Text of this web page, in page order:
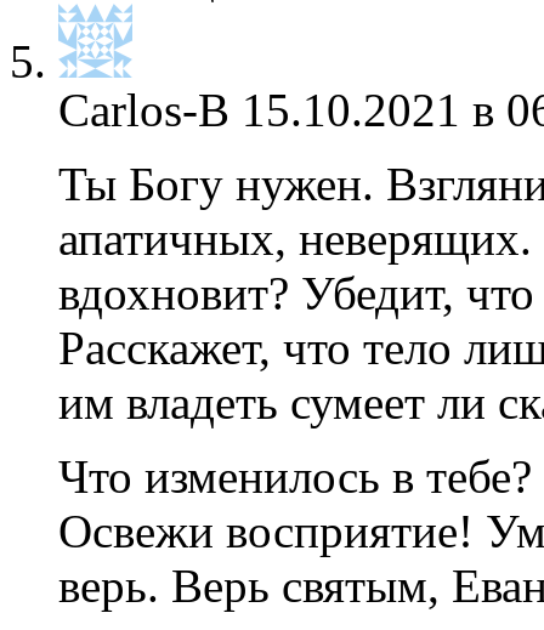
Carlos-B 15.10.2021 в
Ты Богу нужен.
апатичных,
вдохновит? Убедит,
Расскажет, что тело
им владеть сумеет ли
Что изменилось в
Освежи восприятие!
верь. Верь святым,